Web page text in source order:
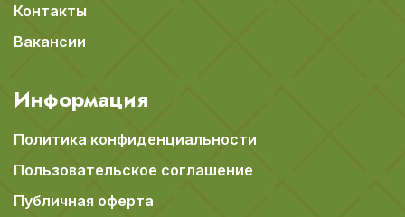
Контакты
Вакансии
Информация
Политика конфиденциальности
Пользовательское соглашение
Публичная оферта